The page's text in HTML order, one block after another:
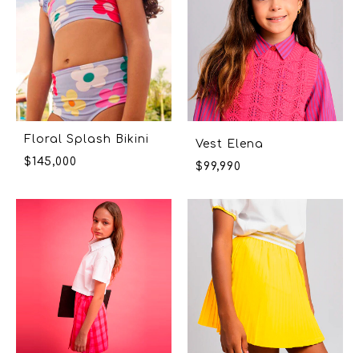
Floral Splash Bikini
$145,000
Vest Elena
$99,990